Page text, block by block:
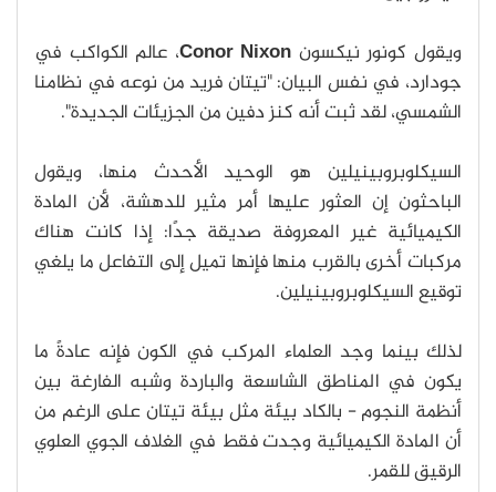
ويقول كونور نيكسون Conor Nixon، عالم الكواكب في
جودارد، في نفس البيان: "تيتان فريد من نوعه في نظامنا
الشمسي، لقد ثبت أنه كنز دفين من الجزيئات الجديدة".
السيكلوبروبينيلين هو الوحيد الأحدث منها، ويقول
الباحثون إن العثور عليها أمر مثير للدهشة، لأن المادة
الكيميائية غير المعروفة صديقة جدًا: إذا كانت هناك
مركبات أخرى بالقرب منها فإنها تميل إلى التفاعل ما يلغي
توقيع السيكلوبروبينيلين.
لذلك بينما وجد العلماء المركب في الكون فإنه عادةً ما
يكون في المناطق الشاسعة والباردة وشبه الفارغة بين
أنظمة النجوم - بالكاد بيئة مثل بيئة تيتان على الرغم من
أن المادة الكيميائية وجدت فقط في الغلاف الجوي العلوي
الرقيق للقمر.